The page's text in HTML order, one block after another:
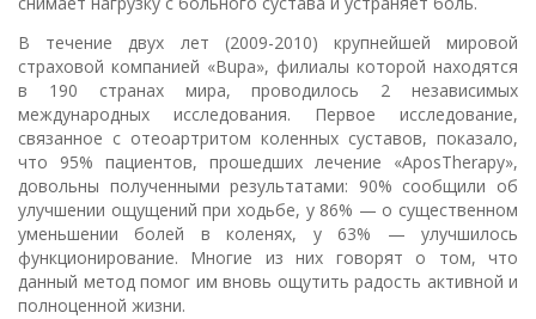
В течение двух лет (2009-2010) крупнейшей мировой
страховой компанией «Bupa», филиалы которой находятся
в 190 странах мира, проводилось 2 независимых
международных исследования. Первое исследование,
связанное с отеоартритом коленных суставов, показало,
что 95% пациентов, прошедших лечение «AposTherapy»,
довольны полученными результатами: 90% сообщили об
улучшении ощущений при ходьбе, у 86% — о существенном
уменьшении болей в коленях, у 63% — улучшилось
функционирование. Многие из них говорят о том, что
данный метод помог им вновь ощутить радость активной и
полноценной жизни.